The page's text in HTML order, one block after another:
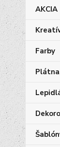
AKCIA
Farby